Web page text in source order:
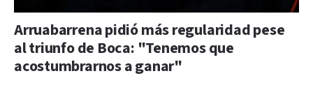
Arruabarrena pidió más regularidad pese
al triunfo de Boca: "Tenemos que
acostumbrarnos a ganar"